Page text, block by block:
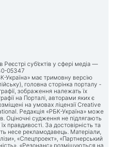
Реєстрі суб’єктів у сфері медіа —
05347
Україна» має тримовну версію
головна сторінка порталу -
зображення належать їх
на Порталі, авторами яких є
на умовах ліцензії Creative
Редакція «РБК-Україна» може
Оціночні судження не підлягають
правдивості. За достовірність та
несе рекламодавець. Матеріали,
«Спецпроект», «Партнерський
«Резонанс» розміщуються на